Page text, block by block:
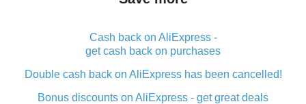
Cash back on AliExpress -
get cash back on purchases
Double cash back on AliExpress has been cancelled!
Bonus discounts on AliExpress - get great deals